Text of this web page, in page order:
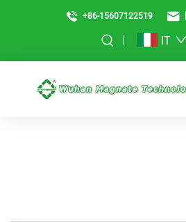
+86-15607122519
IT